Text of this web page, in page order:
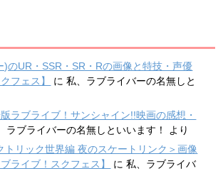
)のUR・SSR・SR・Rの画像と特技・声優
フェス】
に私、ラブライバーの名無しと
版ラブライブ！サンシャイン!!映画の感想・
ラブライバーの名無しといいます！
より
トリック世界編 夜のスケートリンク＞画像
ライブ！スクフェス】
に私、ラブライバ